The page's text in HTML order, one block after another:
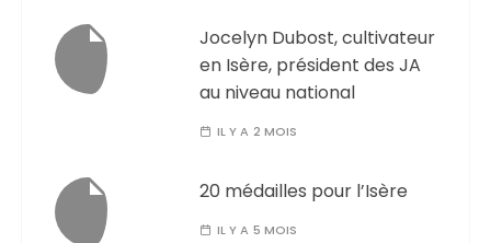
Jocelyn Dubost, cultivateur
en Isère, président des JA
au niveau national
IL Y A 2 MOIS
20 médailles pour l’Isère
IL Y A 5 MOIS